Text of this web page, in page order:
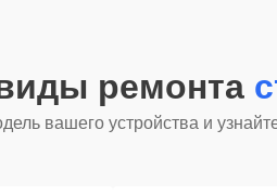
ремонта
вашего устройства и